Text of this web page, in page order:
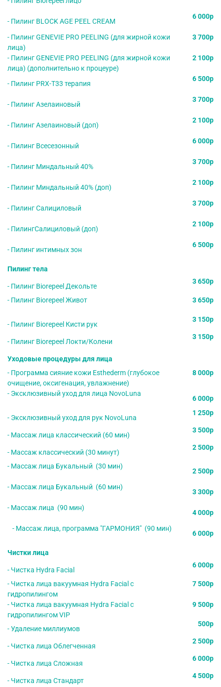
- Пилинг BLOCK AGE PEEL CREAM
6 000р
- Пилинг GENEVIE PRO PEELING (для жирной кожи
лица)
3 700р
- Пилинг GENEVIE PRO PEELING (для жирной кожи
лица) (дополнительно к процеуре)
2 100р
- Пилинг PRX-T33 терапия
6 500р
- Пилинг Азелаиновый
3 700р
- Пилинг Азелаиновый (доп)
2 100р
- Пилинг Всесезонный
6 000р
- Пилинг Миндальный 40%
3 700р
- Пилинг Миндальный 40% (доп)
2 100р
- Пилинг Салициловый
3 700р
- ПилингСалициловый (доп)
2 100р
- Пилинг интимных зон
6 500р
Пилинг тела
- Пилинг Biorepeel Декольте
3 650р
- Пилинг Biorepeel Живот 3 650р
- Пилинг Biorepeel Кисти рук
3 150р
- Пилинг Biorepeel Локти/Колени
3 150р
Уходовые процедуры для лица
- Программа сияние кожи Esthederm (глубокое
очищение, оксигенация, увлажнение)
8 000р
- Эксклюзивный уход для лица NovoLuna
6 000р
- Эксклюзивный уход для рук NovoLuna
1 250р
- Массаж лица классический (60 мин)
3 500р
- Массаж классический (30 минут)
2 500р
- Массаж лица Букальный (30 мин)
2 500р
- Массаж лица Букальный (60 мин)
3 300р
- Массаж лица (90 мин)
4 000р
- Массаж лица, программа "ГАРМОНИЯ" (90 мин)
6 000р
Чистки лица
- Чистка Hydra Facial
6 000р
- Чистка лица вакуумная Hydra Facial с
гидропилингом
7 500р
- Чистка лица вакуумная Hydra Facial с
гидропилингом VIP
9 500р
- Удаление миллиумов
500р
- Чистка лица Облегченная
2 500р
- Чистка лица Сложная
6 000р
- Чистка лица Стандарт
4 500р